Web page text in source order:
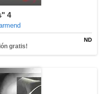
4
ND
gratis!